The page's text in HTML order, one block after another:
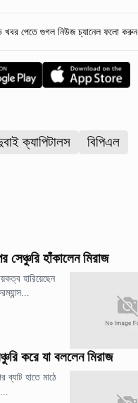
খবর পেতে গুগল নিউজ চ্যানেল ফলো করুন
ক্যাপিটালস
বিপিএল
সেঞ্চুরি হাঁকালেন মিরাজ
হারিয়েছেন
করে যা বললেন মিরাজ
ব্যাট হাতে মাঠে